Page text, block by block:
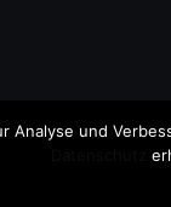
Analyse und